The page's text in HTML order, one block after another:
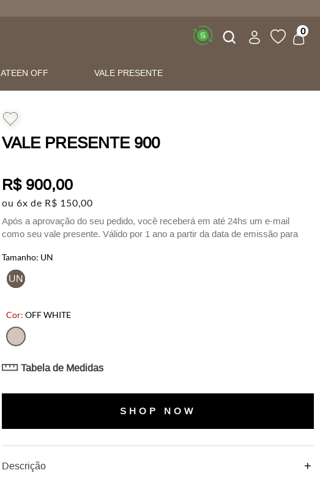
Buscar 0
ATEEN OFF VALE PRESENTE
VALE PRESENTE 900
R$ 900,00
ou6x de R$ 150,00
Após a aprovação do seu pedido, você receberá em até 24hs um e-mail
como seu vale presente. Válido por 1 ano a partir da data de emissão para
OFF WHITE
UN
UN
Tabela de Medidas
SHOP NOW
Descrição